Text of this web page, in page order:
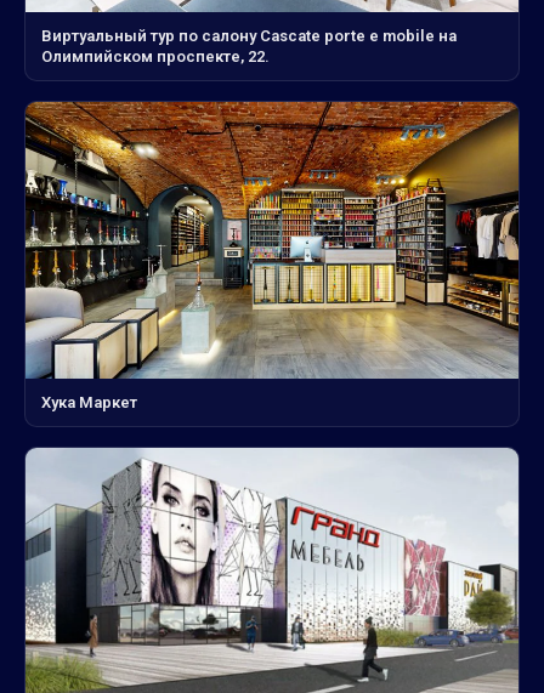
Виртуальный тур по салону Cascate porte e mobile на
Олимпийском проспекте, 22.
Хука Маркет